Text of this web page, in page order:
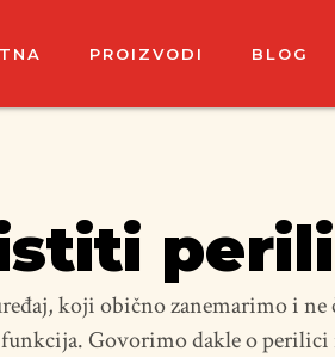
PROIZVODI BLOG
koji obično zanemarimo i
funkcija. Govorimo dakle o